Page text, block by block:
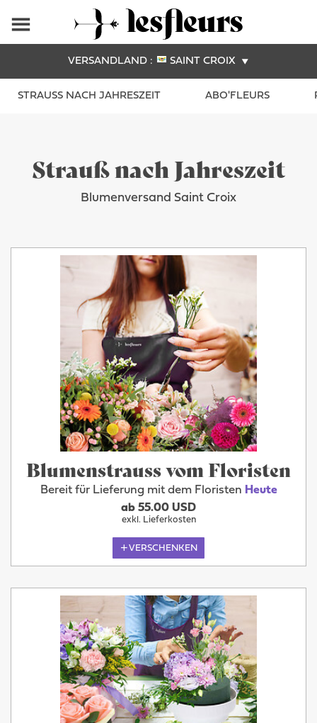
VERSANDLAND : SAINT CROIX
STRAUSS NACH JAHRESZEIT ABO'FLEURS
Strauß nach Jahreszeit
Blumenversand Saint Croix
Blumenstrauss vom Floristen
Bereit für Lieferung mit dem Floristen Heute
ab 55.00 USD
exkl. Lieferkosten
VERSCHENKEN